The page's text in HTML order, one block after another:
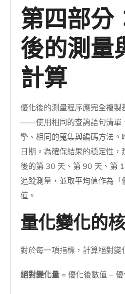
第四部分
後的測量
計算
優化後的測量程序應完全複製
——使用相同的查詢語句清單
擎、相同的蒐集與編碼方法
日期。為確保結果的穩定性
後的第 30 天、第 90 天、第
追蹤測量，並取平均值作為「
值。
量化變化的
對於每一項指標，計算絕對變
絕對變化量 = 優化後數值 −